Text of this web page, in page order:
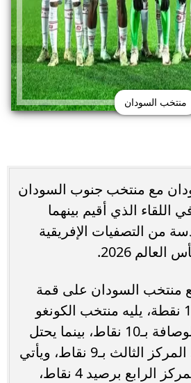
منتخب السودان
مع منتخب جنوب السودان
اللقاء الذي أقيم بينهما
من التصفيات الإفريقية
2026.
منتخب السودان على قمة
مجموعته برصيد 13 نقطة، يليه منتخب الكونغو
الديمقراطية في الوصافة بـ10 نقاط، بينما يحتل
المنتخب السنغالي المركز الثالث بـ9 نقاط، ويأتي
منتخب توجو في المركز الرابع برصيد 4 نقاط،